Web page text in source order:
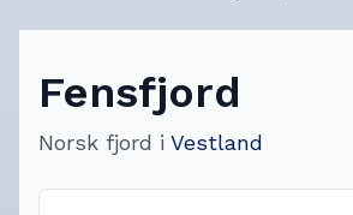
Fensfjord
Norsk fjord i Vestland